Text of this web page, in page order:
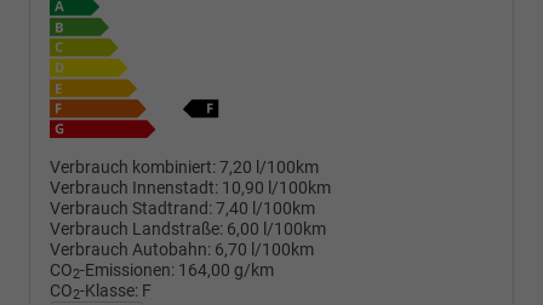
Verbrauch kombiniert:7,20 l/100km
Verbrauch Innenstadt: 10,90 l/100km
Verbrauch Stadtrand:7,40 l/100km
Verbrauch Landstraße: 6,00 l/100km
Verbrauch Autobahn: 6,70 l/100km
CO2-Emissionen: 164,00 g/km
CO2-Klasse: F